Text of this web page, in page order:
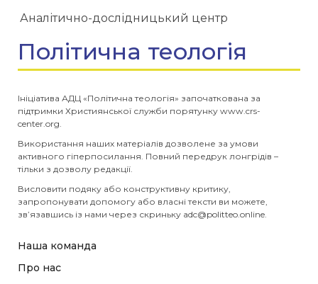
Аналітично-дослідницький центр
Політична теологія
Ініціатива АДЦ «Політична теологія» започаткована за
підтримки Християнської служби порятунку www.crs-
center.org.
Використання наших матеріалів дозволене за умови
активного гіперпосилання. Повний передрук лонгрідів –
тільки з дозволу редакції.
Висловити подяку або конструктивну критику,
запропонувати допомогу або власні тексти ви можете,
зв’язавшись із нами через скриньку adc@politteo.online
Наша команда
Про нас